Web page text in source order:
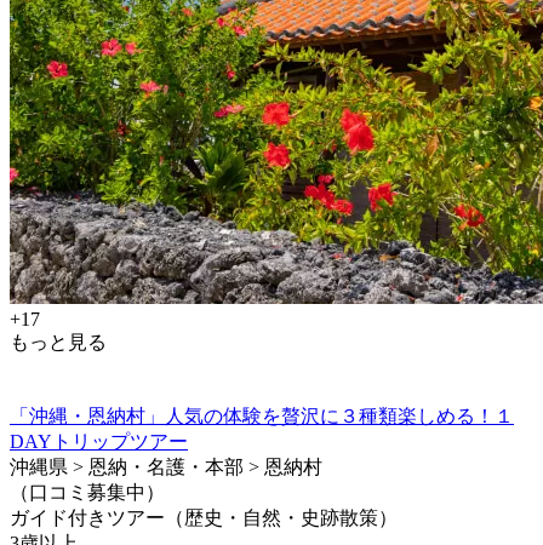
+17
もっと見る
「沖縄・恩納村」人気の体験を贅沢に３種類楽しめる！１
DAYトリップツアー
沖縄県 > 恩納・名護・本部 > 恩納村
（口コミ募集中）
ガイド付きツアー（歴史・自然・史跡散策）